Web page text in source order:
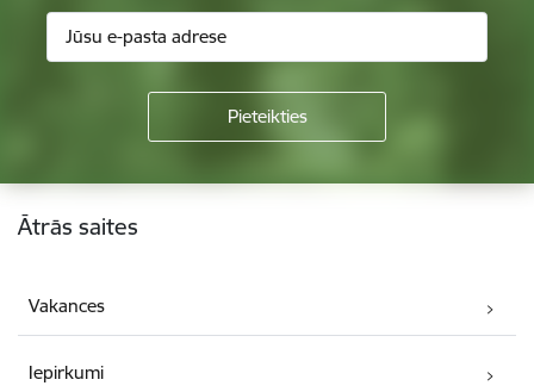
Kājene
Ātrās saites
Vakances
Iepirkumi